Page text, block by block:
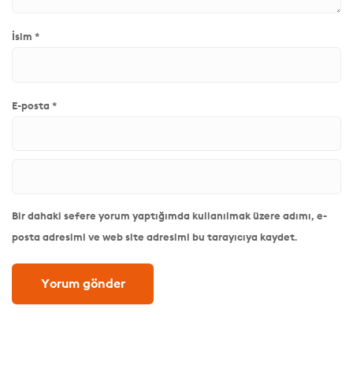
İsim *
E-posta *
Bir dahaki sefere yorum yaptığımda kullanılmak üzere adımı, e-
posta adresimi ve web site adresimi bu tarayıcıya kaydet.